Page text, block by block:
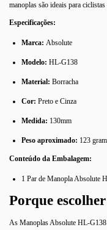
manoplas são ideais para
Especificações:
Marca: Absolute
Modelo: HL-G138
Material: Borracha
Cor: Preto e Cinza
Medida: 130mm
Peso aproximado: 123
Conteúdo da Embalagem:
1 Par de Manopla Absolute
Porque
As Manoplas Absolute HL-G138